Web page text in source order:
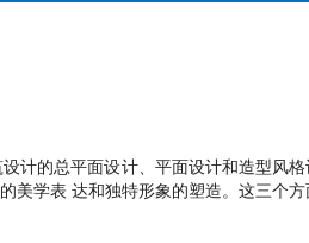
的总平面设计、平面设计和造型风
学表 达和独特形象的塑造。这三个